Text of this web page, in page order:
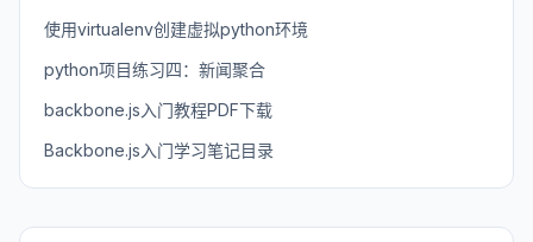
使用virtualenv创建虚拟python环境
python项目练习四：新闻聚合
backbone.js入门教程PDF下载
Backbone.js入门学习笔记目录